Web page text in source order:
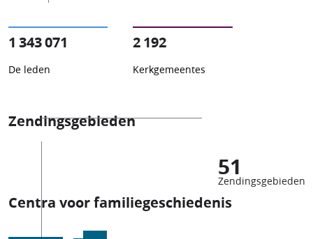
1 343 071
De leden
2 192
Kerkgemeentes
Zendingsgebieden
51
Zendingsgebieden
Centra voor familiegeschiedenis